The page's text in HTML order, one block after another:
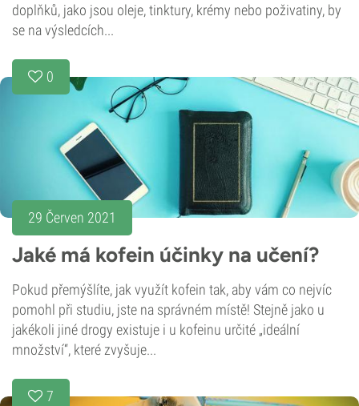
doplňků, jako jsou oleje, tinktury, krémy nebo poživatiny, by
se na výsledcích...
0
29 Červen 2021
Jaké má kofein účinky na učení?
Pokud přemýšlíte, jak využít kofein tak, aby vám co nejvíc
pomohl při studiu, jste na správném místě! Stejně jako u
jakékoli jiné drogy existuje i u kofeinu určité „ideální
množství“, které zvyšuje...
7